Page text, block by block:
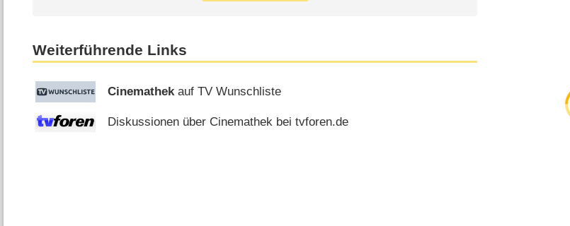
Weiterführende Links
Cinemathekauf TV Wunschliste
Diskussionen über Cinemathek bei tvforen.de